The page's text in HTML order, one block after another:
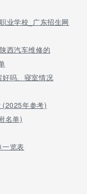
业学校_广东招生网
西汽车维修的
吗、寝室情况
(2025年参考)
名单)
览表